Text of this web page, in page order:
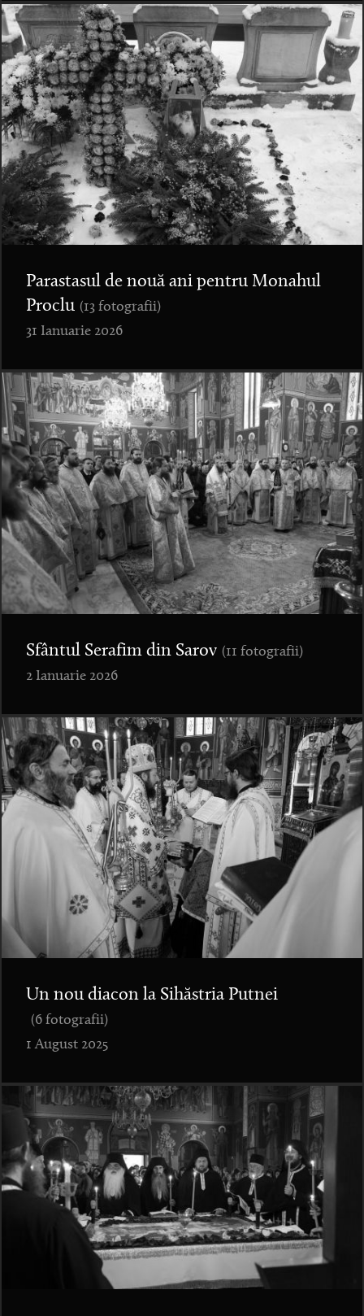
Parastasul de nouă ani pentru Monahul
Proclu (13 fotografii)
31 Ianuarie 2026
Sfântul Serafim din Sarov (11 fotografii)
2 Ianuarie 2026
Un nou diacon la Sihăstria Putnei
(6 fotografii)
1 August 2025